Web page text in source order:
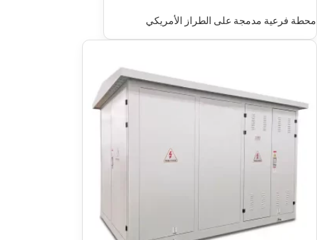
محطة فرعية مدمجة على الطراز الأمريكي